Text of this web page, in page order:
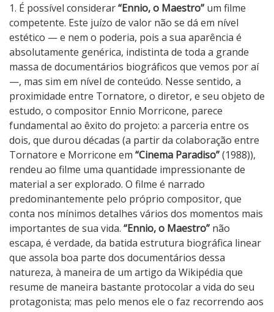
M
a
e
s
t
o
1. É possível considerar“Ennio, o Maestro” um filme
competente. Este juízo de valor não se dá em nível
estético — e nem o poderia, pois a sua aparência é
absolutamente genérica, indistinta de toda a grande
massa de documentários biográficos que vemos por aí
—, mas sim em nível de conteúdo. Nesse sentido, a
proximidade entre Tornatore, o diretor, e seu objeto de
estudo, o compositor Ennio Morricone, parece
fundamental ao êxito do projeto: a parceria entre os
dois, que durou décadas (a partir da colaboração entre
Tornatore e Morricone em “Cinema Paradiso”(1988)),
rendeu ao filme uma quantidade impressionante de
material a ser explorado. O filme é narrado
predominantemente pelo próprio compositor, que
conta nos mínimos detalhes vários dos momentos mais
importantes de sua vida. “Ennio, o Maestro” não
escapa, é verdade, da batida estrutura biográfica linear
que assola boa parte dos documentários dessa
natureza, à maneira de um artigo da Wikipédia que
resume de maneira bastante protocolar a vida do seu
protagonista; mas pelo menos ele o faz recorrendo aos